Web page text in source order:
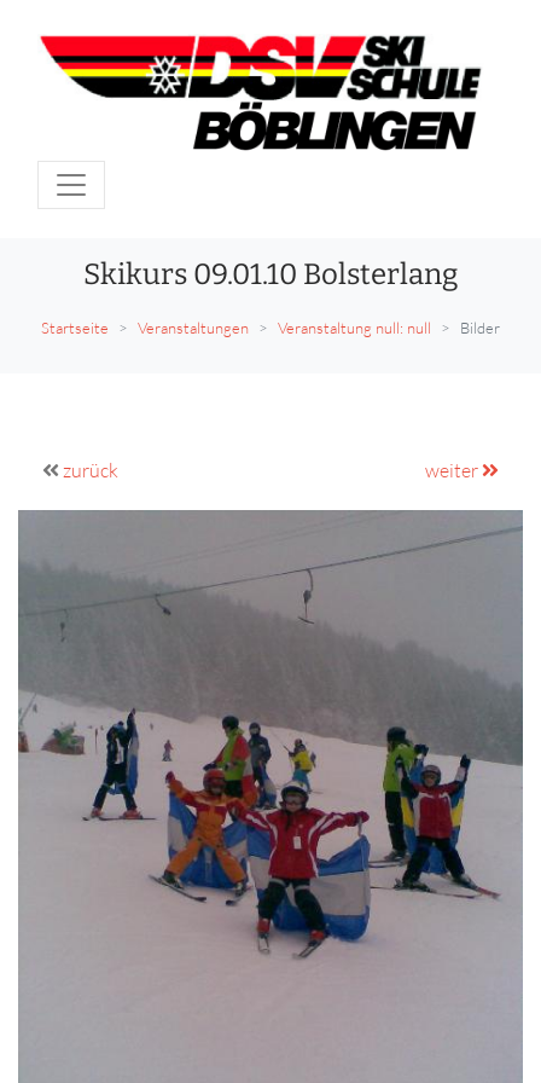
Skikurs 09.01.10 Bolsterlang
Startseite Veranstaltungen Veranstaltung null: null Bilder
zurück weiter